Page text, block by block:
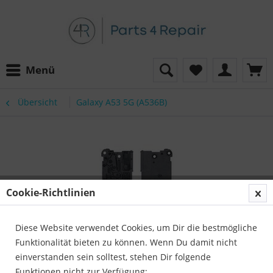
Menü
Übersicht Galaxy A53 5G (A536B)
Cookie-Richtlinien
Diese Website verwendet Cookies, um Dir die bestmögliche
Funktionalität bieten zu können. Wenn Du damit nicht
einverstanden sein solltest, stehen Dir folgende